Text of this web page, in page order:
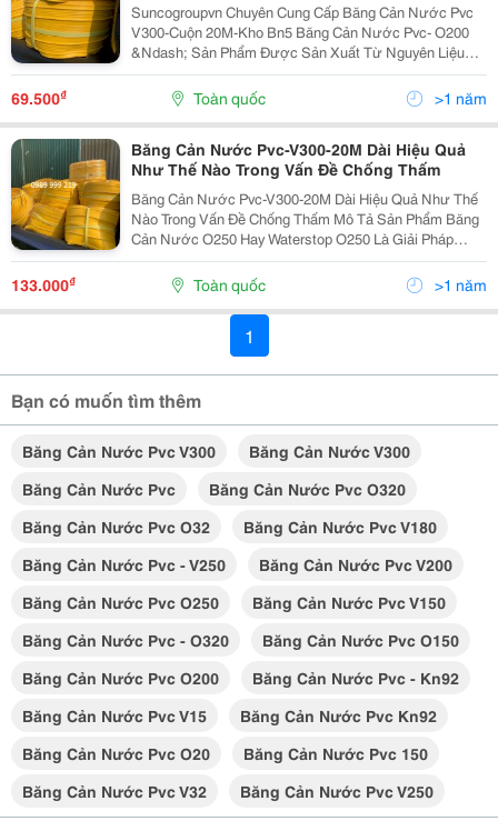
Suncogroupvn Chuyên Cung Cấp Băng Cản Nước Pvc
V300-Cuộn 20M-Kho Bn5 Băng Cản Nước Pvc- O200
&Ndash; Sản Phẩm Được Sản Xuất Từ Nguyên Liệu
Nhựa Pvc Hóa Dẻo, Có Chức Năng Chống Thấm Và
Ngăn Chặn Nước Thấm Qua Khe Co Giãn Cũng Như
Các Mạch Ngừng...
69.500₫ Toàn quốc >1 năm
Băng Cản Nước Pvc-V300-20M Dài Hiệu Quả
Như Thế Nào Trong Vấn Đề Chống Thấm
Băng Cản Nước Pvc-V300-20M Dài Hiệu Quả Như Thế
Nào Trong Vấn Đề Chống Thấm Mô Tả Sản Phẩm Băng
Cản Nước O250 Hay Waterstop O250 Là Giải Pháp
Tuyệt Vời Để Chống Thấm Cho Các Công Trình Hiện
133.000₫ Toàn quốc >1 năm
1
Bạn có muốn tìm thêm
Băng Cản Nước Pvc V300
Băng Cản Nước V300
Băng Cản Nước Pvc
Băng Cản Nước Pvc O320
Băng Cản Nước Pvc O32
Băng Cản Nước Pvc V180
Băng Cản Nước Pvc - V250
Băng Cản Nước Pvc V200
Băng Cản Nước Pvc O250
Băng Cản Nước Pvc V150
Băng Cản Nước Pvc - O320
Băng Cản Nước Pvc O150
Băng Cản Nước Pvc O200
Băng Cản Nước Pvc - Kn92
Băng Cản Nước Pvc V15
Băng Cản Nước Pvc Kn92
Băng Cản Nước Pvc O20
Băng Cản Nước Pvc 150
Băng Cản Nước Pvc V32
Băng Cản Nước Pvc V250